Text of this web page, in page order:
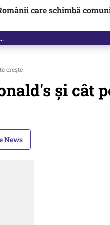
care schimbă
crește
și cât
News